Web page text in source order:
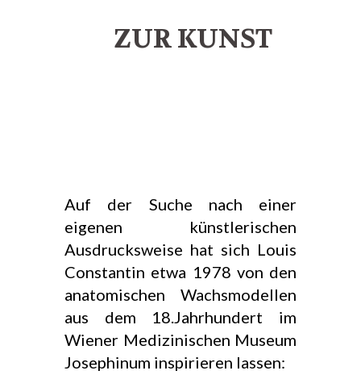
ZUR KUNST
Auf der Suche nach einer
eigenen künstlerischen
Ausdrucksweise hat sich Louis
Constantin etwa 1978 von den
anatomischen Wachsmodellen
aus dem 18.Jahrhundert im
Wiener Medizinischen Museum
Josephinum inspirieren lassen: